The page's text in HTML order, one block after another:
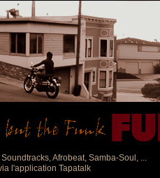
Afrobeat, Samba-Soul, ...
l'application Tapatalk